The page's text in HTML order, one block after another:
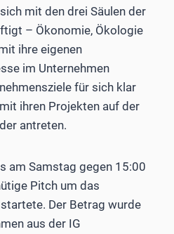
mit den drei Säulen der
– Ökonomie, Ökologie
ihre eigenen
im Unternehmen
für sich klar
ihren Projekten auf der
antreten.
am Samstag gegen 15:00
Pitch um das
Der Betrag wurde
aus der IG